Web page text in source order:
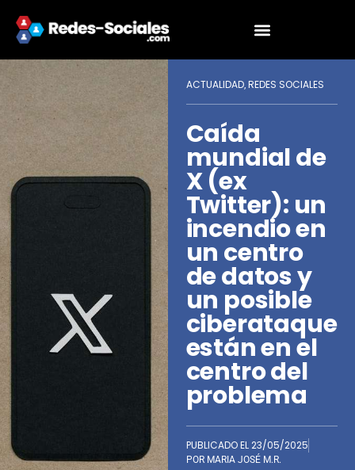
ACTUALIDAD, REDES SOCIALES
Caída
mundial de
X (ex
Twitter): un
incendio en
un centro
de datos y
un posible
ciberataque
están en el
centro del
problema
PUBLICADO EL23/05/2025
POR MARIA JOSÉ M.R.